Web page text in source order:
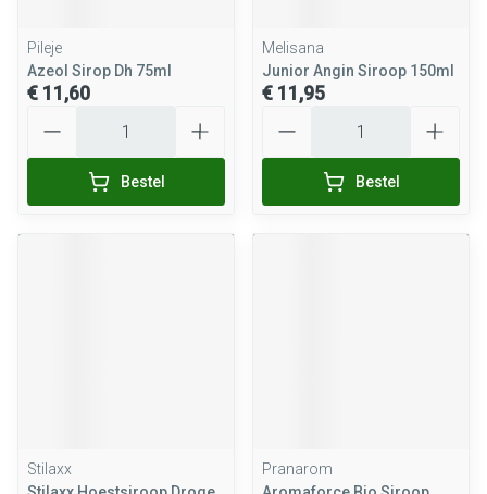
Pileje
Azeol Sirop Dh 75ml
€ 11,60
Bestel
Melisana
Junior Angin Siroop 150ml
€ 11,95
Bestel
Stilaxx
Pranarom